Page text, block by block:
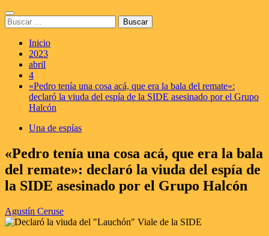
Saltar
al
contenido
Menú
principal
Buscar:
Inicio
2023
abril
4
«Pedro tenía una cosa acá, que era la bala del remate»:
declaró la viuda del espía de la SIDE asesinado por el Grupo
Halcón
Una de espías
«Pedro tenía una cosa acá, que era la bala
del remate»: declaró la viuda del espía de
la SIDE asesinado por el Grupo Halcón
Agustín Ceruse